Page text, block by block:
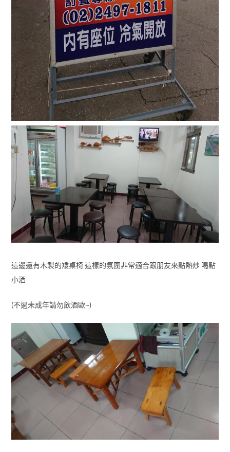
這邊還有木製的矮桌椅 這樣的氛圍非常適合跟朋友來點熱炒 喝點
小酒
(不過未成年請勿飲酒歐~)